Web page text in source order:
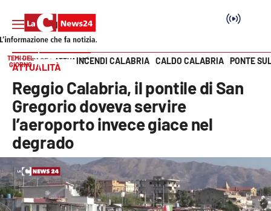
SEZIONI
Cronaca
Politica
Attualità
Vai
TEMI DEL
GIORNO
INCENDI CALABRIA CALDO CALABRIA PONTE
HOME PAGE ATTUALITÀ
ATTUALITÀ
Reggio Calabria, il pontile di San
Gregorio doveva servire
l’aeroporto invece giace nel
degrado